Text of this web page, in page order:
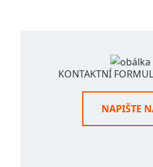
KONTAKTNÍ
NAPIŠTE